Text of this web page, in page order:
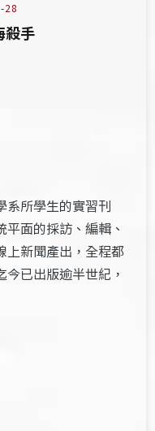
28
殺手
系所學生的實習刊
面的採訪、編輯、
上新聞產出，全程都
已出版逾半世紀，